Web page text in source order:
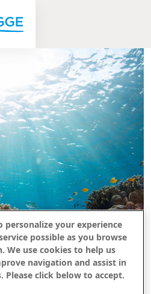
personalize your experience
possible as you browse
We use cookies to help us
navigation and assist in
click below to accept.